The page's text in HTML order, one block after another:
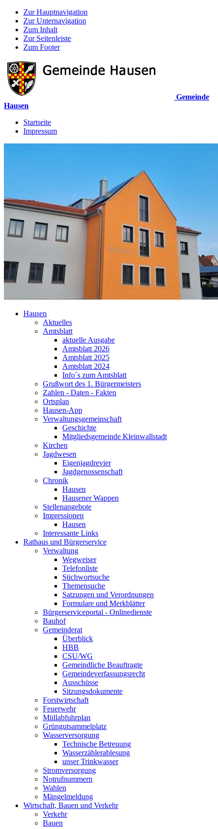
Zur Hauptnavigation
Zur Unternavigation
Zum Inhalt
Zur Seitenleiste
Zum Footer
Gemeinde
Hausen
Startseite
Impressum
Hausen
Aktuelles
Amtsblatt
aktuelle Ausgabe
Amtsblatt 2026
Amtsblatt 2025
Amtsblatt 2024
Info´s zum Amtsblatt
Grußwort des 1. Bürgermeisters
Zahlen - Daten - Fakten
Ortsplan
Hausen-App
Verwaltungsgemeinschaft
Geschichte
Mitgliedsgemeinde Kleinwallstadt
Kirchen
Jagdwesen
Eigenjagdrevier
Jagdgenossenschaft
Chronik
Hausen
Hausener Wappen
Stellenangebote
Impressionen
Hausen
Interessante Links
Rathaus und Bürgerservice
Verwaltung
Wegweiser
Telefonliste
Stichwortsuche
Themensuche
Satzungen und Verordnungen
Formulare und Merkblätter
Bürgerserviceportal - Onlinedienste
Bauhof
Gemeinderat
Überblick
HBB
CSU/WG
Gemeindliche Beauftragte
Gemeindeverfassungsrecht
Ausschüsse
Sitzungsdokumente
Forstwirtschaft
Feuerwehr
Müllabfuhrplan
Grüngutsammelplatz
Wasserversorgung
Technische Betreuung
Wasserzählerablesung
unser Trinkwasser
Stromversorgung
Notrufnummern
Wahlen
Mängelmeldung
Wirtschaft, Bauen und Verkehr
Verkehr
Bauen